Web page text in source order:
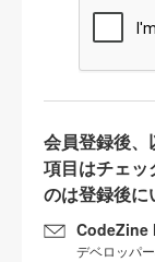
会員登録後、
項目はチェッ
のは登録後に
CodeZine
デベロッパ